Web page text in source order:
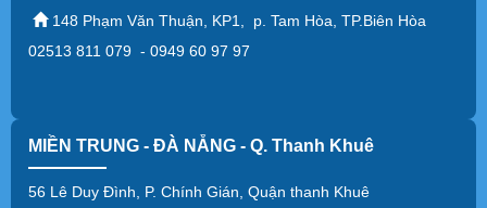
148 Phạm Văn Thuận, KP1, p. Tam Hòa, TP.Biên Hòa
02513 811 079 - 0949 60 97 97
MIỀN TRUNG - ĐÀ NẴNG - Q. Thanh Khuê
56 Lê Duy Đình, P. Chính Gián, Quận thanh Khuê